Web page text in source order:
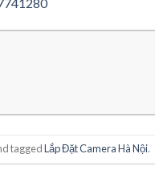
taggedLắp Đặt Camera Hà Nội.